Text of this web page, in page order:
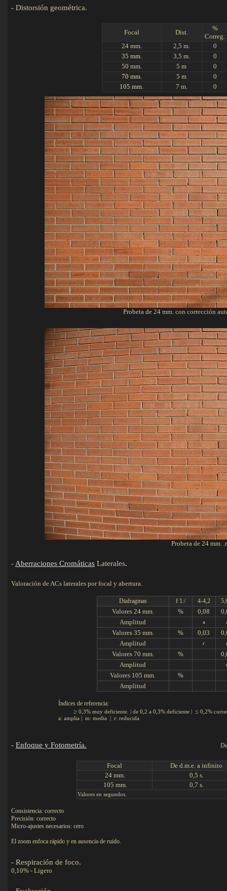
- Distorsión geométrica.
Focal Dist.
%
Correg.
24 mm.
2,5 m.
0
35 mm.
3,5 m.
0
50 mm.
5 m
0
70 mm.
5 m
0
105 mm.
7 m. 0
Probeta de 24 mm. con corrección
Probeta de 24 mm.
- Aberraciones Cromáticas Laterales.
Valoración de ACs laterales por focal y abertura.
Diafragmas f 1:/ 4-4,2
Valores 24 mm. % 0,08
Amplitud
a
Valores 35 mm. % 0,03
Amplitud
r
Valores 70 mm. %
Amplitud
Valores 105 mm.
%
Amplitud
Índices de referencia:
≥ 0,3% muy deficiente. | de 0,2 a 0,3% deficiente | ≤ 0,2%
a: amplia | m: media | r: reducida
- Enfoque y Fotometría.
Focal
De d.m.e. a infinito
24 mm.
0,5 s.
105 mm.
0,7 s.
Valores en segundos.
Consistencia: correcto
Precisión: correcto
Micro-ajustes necesarios: cero
El zoom enfoca rápido y en ausencia de ruido.
- Respiración de foco.
0,10% - Ligero